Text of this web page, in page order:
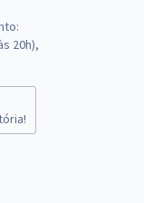
20h),